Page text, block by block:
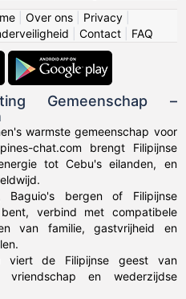
Over ons Privacy
Contact FAQ
Gemeenschap –
warmste gemeenschap voor
chat.com brengt Filipijnse
tot Cebu's eilanden, en
bergen of Filipijnse
verbind met compatibele
van familie, gastvrijheid en
viert de Filipijnse geest van
vriendschap en wederzijdse